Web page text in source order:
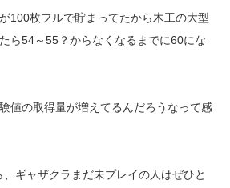
100枚フルで貯まってたから木工の大型
ら54～55？からなくなるまでに60にな
値の取得量が増えてるんだろうなって感
ギャザクラまだ未プレイの人はぜひと